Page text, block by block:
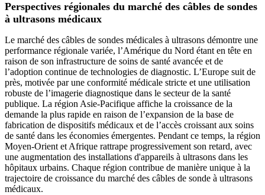
Perspectives régionales du marché des câbles de sondes
à ultrasons médicaux
Le marché des câbles de sondes médicales à ultrasons démontre une
performance régionale variée, l’Amérique du Nord étant en tête en
raison de son infrastructure de soins de santé avancée et de
l’adoption continue de technologies de diagnostic. L’Europe suit de
près, motivée par une conformité médicale stricte et une utilisation
robuste de l’imagerie diagnostique dans le secteur de la santé
publique. La région Asie-Pacifique affiche la croissance de la
demande la plus rapide en raison de l’expansion de la base de
fabrication de dispositifs médicaux et de l’accès croissant aux soins
de santé dans les économies émergentes. Pendant ce temps, la région
Moyen-Orient et Afrique rattrape progressivement son retard, avec
une augmentation des installations d'appareils à ultrasons dans les
hôpitaux urbains. Chaque région contribue de manière unique à la
trajectoire de croissance du marché des câbles de sonde à ultrasons
médicaux.